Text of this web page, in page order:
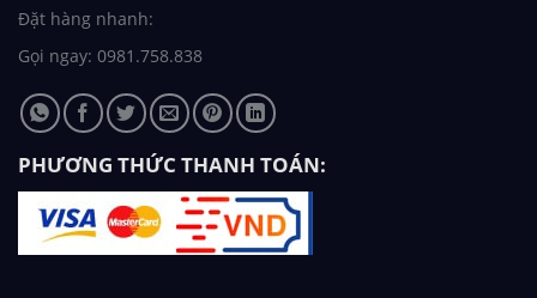
Đặt hàng nhanh:
Gọi ngay: 0981.758.838
PHƯƠNG THỨC THANH TOÁN: